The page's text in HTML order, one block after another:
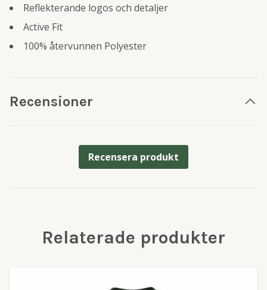
Reflekterande logos och detaljer
Active Fit
100% återvunnen Polyester
Recensioner
Recensera produkt
Relaterade produkter